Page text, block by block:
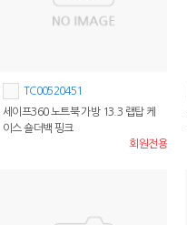
TC00520451
세이프360 노트북 가방 13.3 랩탑 케
이스 숄더백 핑크
회원전용